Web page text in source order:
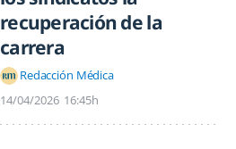
recuperación de la
carrera
Redacción Médica
14/04/2026 16:45h